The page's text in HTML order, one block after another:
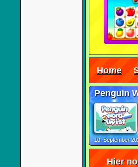
Home
Penguin
10. September
Hier